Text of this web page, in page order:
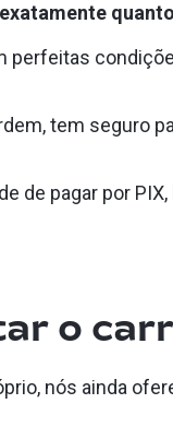
tem seguro
de pagar por
o
nós ainda